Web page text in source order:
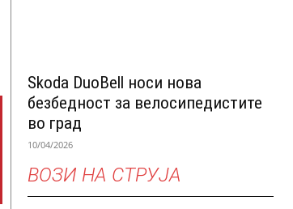
Skoda DuoBell носи нова
безбедност за велосипедистите
во град
10/04/2026
ВОЗИ НА СТРУЈА